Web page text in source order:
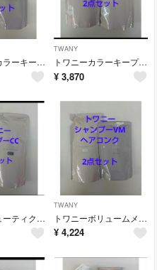
トワニー カラーキープシャンプーレフィル＆ヘアコンクレフィル 2点セット
TWANY
トワニーカラーキープシャンプーレフィル 2点セット
¥ 3,870
トワニーキューティクルケアシャンプー レフィル 2点セット
TWANY
トワニーボリュームメイクシャンプー＆ヘアコンクレフィル2点セット
¥ 4,224